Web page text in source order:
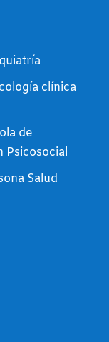
clínica
de
Psicosocial
Salud